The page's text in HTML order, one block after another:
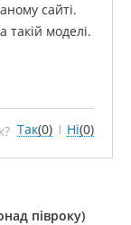
сайті.
такій моделі.
Так(0) Ні(0)
півроку)